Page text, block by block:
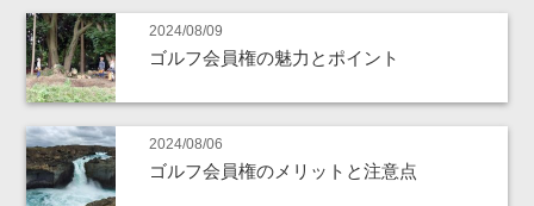
2024/08/09
ゴルフ会員権の魅力とポイント
2024/08/06
ゴルフ会員権のメリットと注意点